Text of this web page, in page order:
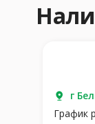
г
График